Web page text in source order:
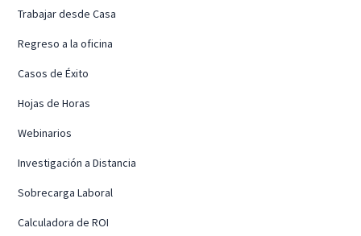
Trabajar desde Casa
Regreso a la oficina
Casos de Éxito
Hojas de Horas
Webinarios
Investigación a Distancia
Sobrecarga Laboral
Calculadora de ROI